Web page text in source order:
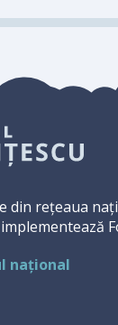
din rețeaua
național